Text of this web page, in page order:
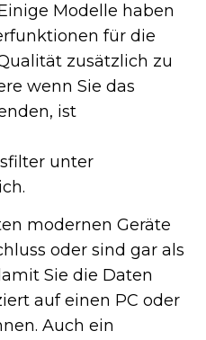
Modelle haben
für die
zusätzlich zu
wenn Sie das
ist
unter
modernen Geräte
oder sind gar als
Sie die Daten
auf einen PC oder
Auch ein